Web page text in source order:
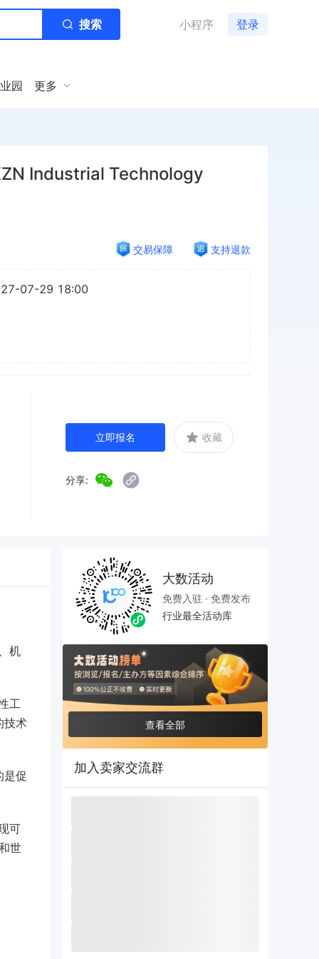
搜索 小程序 登录
园 更多
Industrial Technology
交易保障 支持退款
07-29 18:00
立即报名 收藏
分享:
机
工
技术
是促
可
世
大数活动
免费入驻 · 免费发布
行业最全活动库
查看全部
加入卖家交流群